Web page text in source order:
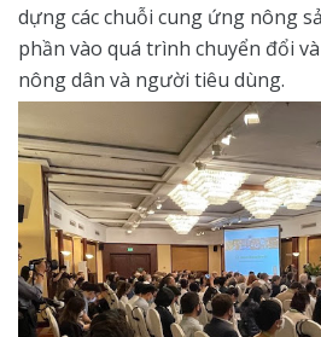
dựng các chuỗi cung ứng nông
phần vào quá trình chuyển đổi
nông dân và người tiêu dùng.